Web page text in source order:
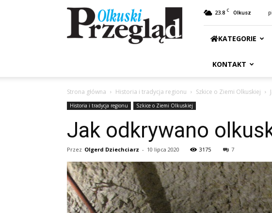
Przegląd
Olkuski
23.8 C Olkusz
KATEGORIE
KONTAKT
Strona główna Historia i tradycja regionu Szkice o Ziemi Olkuskiej
Historia i tradycja regionu Szkice o Ziemi Olkuskiej
Jak odkrywano
Przez Olgerd Dziechciarz - 10 lipca 2020 3175 7